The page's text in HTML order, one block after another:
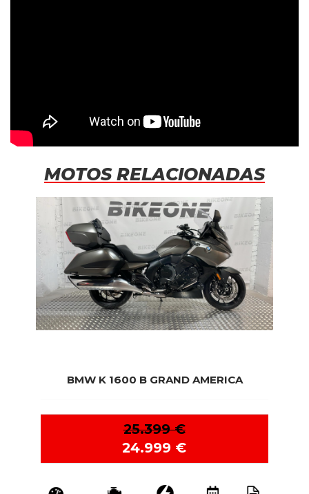
MOTOS RELACIONADAS
BMW K 1600 B GRAND AMERICA
25.399 €
24.999 €